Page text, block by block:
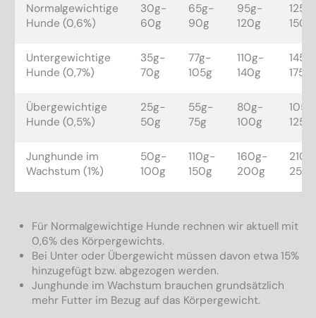
Normalgewichtige
Hunde (0,6%)
30g-
60g
65g-
90g
95g-
120g
150g
Untergewichtige
Hunde (0,7%)
35g-
70g
77g-
105g
110g-
140g
175g
Übergewichtige
Hunde (0,5%)
25g-
50g
55g-
75g
80g-
100g
125g
Junghunde im
Wachstum (1%)
50g-
100g
110g-
150g
160g-
200g
250g
Für Normalgewichtige Hunde rechnen wir aktuell mit
0,6% des Körpergewichts.
Bei Unter oder Übergewicht müssen davon etwa 15%
hinzugefügt bzw. abgezogen werden.
Junghunde im Wachstum brauchen grundsätzlich
mehr Futter im Bezug auf das Körpergewicht.